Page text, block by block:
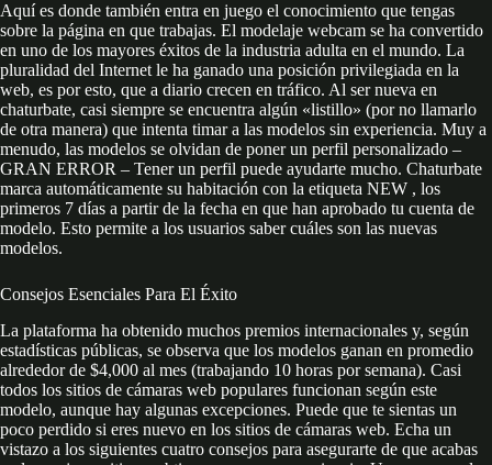
Aquí es donde también entra en juego el conocimiento que tengas
sobre la página en que trabajas. El modelaje webcam se ha convertido
en uno de los mayores éxitos de la industria adulta en el mundo. La
pluralidad del Internet le ha ganado una posición privilegiada en la
web, es por esto, que a diario crecen en tráfico. Al ser nueva en
chaturbate, casi siempre se encuentra algún «listillo» (por no llamarlo
de otra manera) que intenta timar a las modelos sin experiencia. Muy a
menudo, las modelos se olvidan de poner un perfil personalizado –
GRAN ERROR – Tener un perfil puede ayudarte mucho. Chaturbate
marca automáticamente su habitación con la etiqueta NEW , los
primeros 7 días a partir de la fecha en que han aprobado tu cuenta de
modelo. Esto permite a los usuarios saber cuáles son las nuevas
modelos.
Consejos Esenciales Para El Éxito
La plataforma ha obtenido muchos premios internacionales y, según
estadísticas públicas, se observa que los modelos ganan en promedio
alrededor de $4,000 al mes (trabajando 10 horas por semana). Casi
todos los sitios de cámaras web populares funcionan según este
modelo, aunque hay algunas excepciones. Puede que te sientas un
poco perdido si eres nuevo en los sitios de cámaras web. Echa un
vistazo a los siguientes cuatro consejos para asegurarte de que acabas